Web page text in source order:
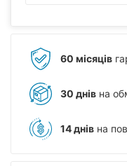
60 місяців
30 днів на
14 днів на